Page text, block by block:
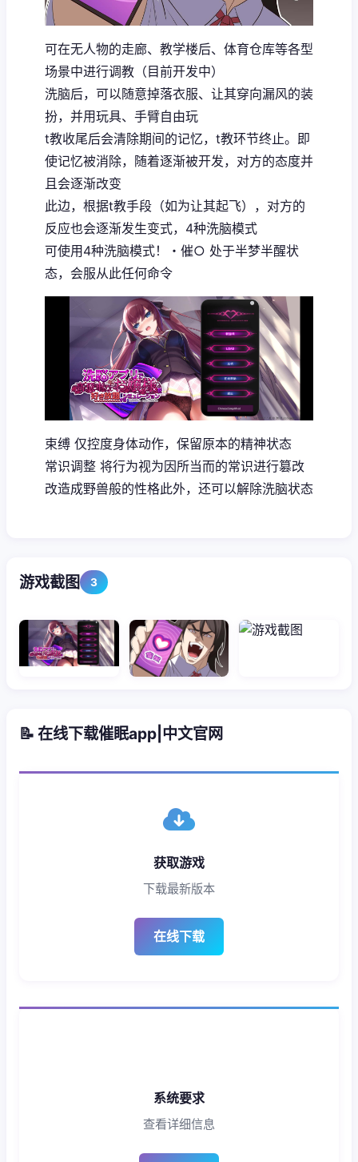
可在无人物的走廊、教学楼后、体育仓库等各型
场景中进行调教（目前开发中）
洗脑后，可以随意掉落衣服、让其穿向漏风的装
扮，并用玩具、手臂自由玩
t教收尾后会清除期间的记忆，t教环节终止。即
使记忆被消除，随着逐渐被开发，对方的态度并
且会逐渐改变
此边，根据t教手段（如为让其起飞），对方的
反应也会逐渐发生变式，4种洗脑模式
可使用4种洗脑模式！・催○ 处于半梦半醒状
态，会服从此任何命令
束缚 仅控度身体动作，保留原本的精神状态
常识调整 将行为视为因所当而的常识进行篡改
改造成野兽般的性格此外，还可以解除洗脑状态
游戏截图 3
📝 在线下载催眠app|中文官网
获取游戏
下载最新版本
在线下载
系统要求
查看详细信息